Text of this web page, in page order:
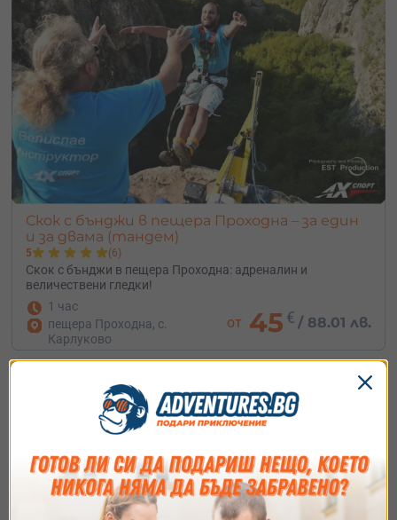
Скок с бънджи в пещера Проходна – за един
и за двама (тандем)
5 (6)
Скок с бънджи в пещера Проходна: адреналин и
величествени гледки!
1 час
пещера Проходна, с.
Карлуково
от 45 € /88.01 лв.